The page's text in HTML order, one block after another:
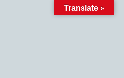
Translate »